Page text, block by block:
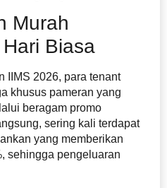
Murah
Biasa
IIMS 2026, para tenant
khusus pameran yang
beragam promo
sering kali terdapat
yang memberikan
sehingga pengeluaran